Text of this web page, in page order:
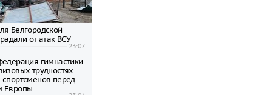
Белгородской
от атак ВСУ
23:07
гимнастики
трудностях
перед
Европы